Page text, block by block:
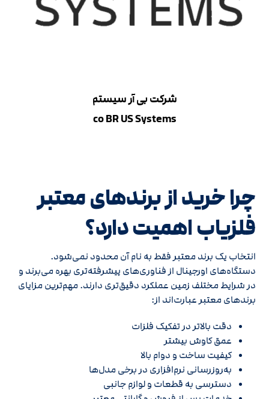
شرکت بی آر سیستم
co BR US Systems
چرا خرید از برندهای معتبر
فلزیاب اهمیت دارد؟
انتخاب یک برند معتبر فقط به نام آن محدود نمی‌شود.
دستگاه‌های اورجینال از فناوری‌های پیشرفته‌تری بهره می‌برند و
در شرایط مختلف زمین عملکرد دقیق‌تری دارند. مهم‌ترین مزایای
برندهای معتبر عبارت‌اند از:
دقت بالاتر در تفکیک فلزات
عمق کاوش بیشتر
کیفیت ساخت و دوام بالا
به‌روزرسانی نرم‌افزاری در برخی مدل‌ها
دسترسی به قطعات و لوازم جانبی